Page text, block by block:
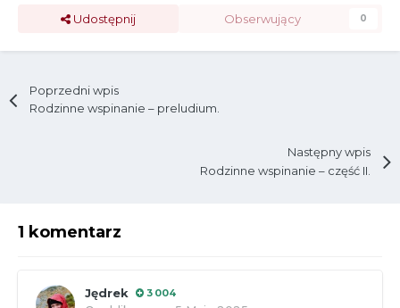
Udostępnij Obserwujący 0
Poprzedni wpis
Rodzinne wspinanie – preludium.
Następny wpis
Rodzinne wspinanie – część II.
1 komentarz
Jędrek 3 004